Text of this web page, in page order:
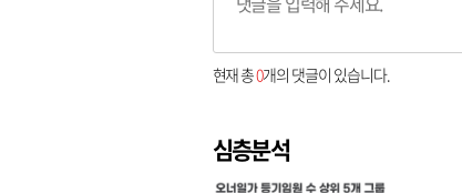
현재 총0개의 댓글이 있습니다.
심층분석